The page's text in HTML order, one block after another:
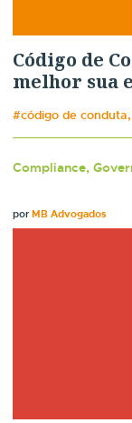
Código de
melhor sua
#código de
Compliance,
porMB Advogados